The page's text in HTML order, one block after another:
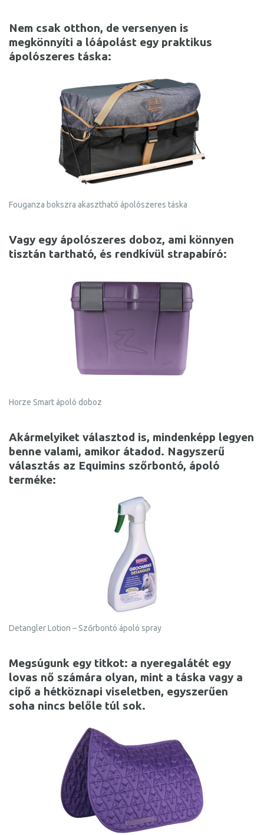
Nem csak otthon, de versenyen is
megkönnyíti a lóápolást egy praktikus
ápolószeres táska:
Fouganza bokszra akasztható ápolószeres táska
Vagy egy ápolószeres doboz, ami könnyen
tisztán tartható, és rendkívül strapabíró:
Horze Smart ápoló doboz
Akármelyiket választod is, mindenképp legyen
benne valami, amikor átadod. Nagyszerű
választás az Equimins szőrbontó, ápoló
terméke:
Detangler Lotion – Szőrbontó ápoló spray
Megsúgunk egy titkot: a nyeregalátét egy
lovas nő számára olyan, mint a táska vagy a
cipő a hétköznapi viseletben, egyszerűen
soha nincs belőle túl sok.